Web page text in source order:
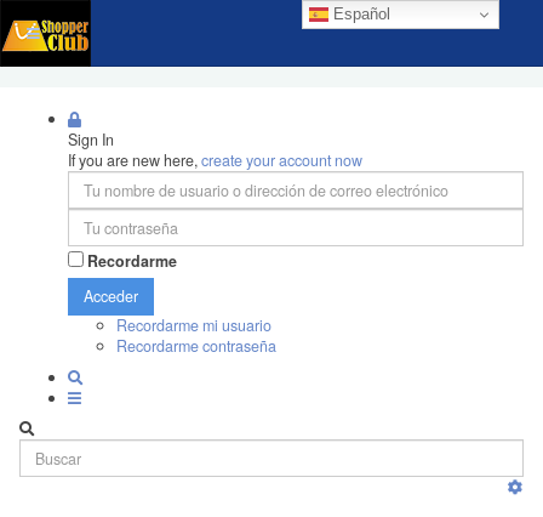
Español
Sign In
If you are new here,create your account now
Recordarme
Acceder
Recordarme mi usuario
Recordarme contraseña